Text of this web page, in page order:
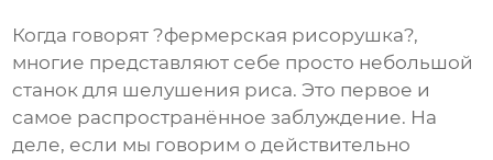
Когда говорят ?фермерская рисорушка?,
многие представляют себе просто небольшой
станок для шелушения риса. Это первое и
самое распространённое заблуждение. На
деле, если мы говорим о действительно